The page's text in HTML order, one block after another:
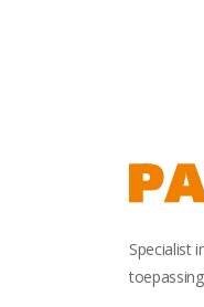
Specialist